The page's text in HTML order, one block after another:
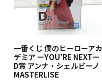
一番くじ 僕のヒーローアカ
デミア ーYOU’RE NEXTー
D賞 アンナ・シェルビーノ
MASTERLISE